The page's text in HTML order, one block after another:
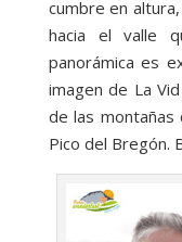
cumbre en
hacia el valle
panorámica es
imagen de La
de las montañas
Pico del Bregón.